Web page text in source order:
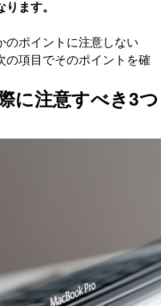
ます。
のポイントに注意しない
の項目でそのポイントを確
に注意すべき3つ